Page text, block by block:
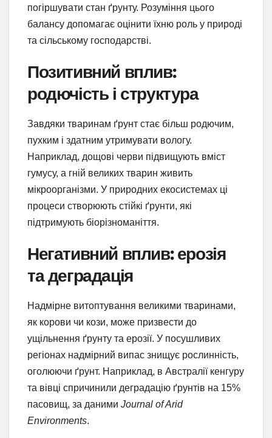
погіршувати стан ґрунту. Розуміння цього
балансу допомагає оцінити їхню роль у природі
та сільському господарстві.
Позитивний вплив:
родючість і структура
Завдяки тваринам ґрунт стає більш родючим,
пухким і здатним утримувати вологу.
Наприклад, дощові черви підвищують вміст
гумусу, а гній великих тварин живить
мікроорганізми. У природних екосистемах ці
процеси створюють стійкі ґрунти, які
підтримують біорізноманіття.
Негативний вплив: ерозія
та деградація
Надмірне витоптування великими тваринами,
як корови чи кози, може призвести до
ущільнення ґрунту та ерозії. У посушливих
регіонах надмірний випас знищує рослинність,
оголюючи ґрунт. Наприклад, в Австралії кенгуру
та вівці спричинили деградацію ґрунтів на 15%
пасовищ, за даними Journal of Arid
Environments.